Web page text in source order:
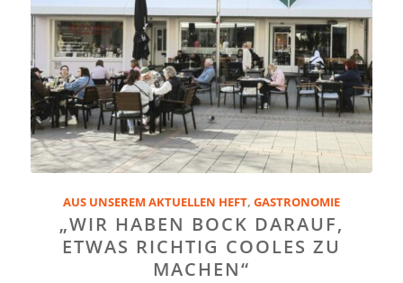
AUS UNSEREM AKTUELLEN HEFT, GASTRONOMIE
„WIR HABEN BOCK DARAUF,
ETWAS RICHTIG COOLES ZU
MACHEN“